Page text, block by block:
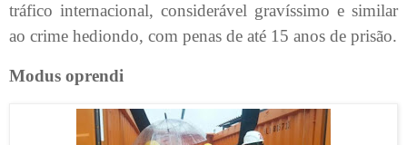
tráfico internacional, considerável gravíssimo e similar
ao crime hediondo, com penas de até 15 anos de prisão.
Modus oprendi